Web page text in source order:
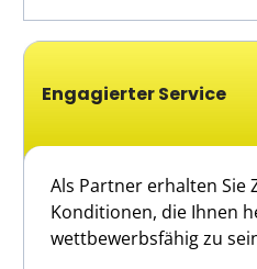
Engagierter Service
Als Partner erhalten Sie
Konditionen, die Ihnen
wettbewerbsfähig zu